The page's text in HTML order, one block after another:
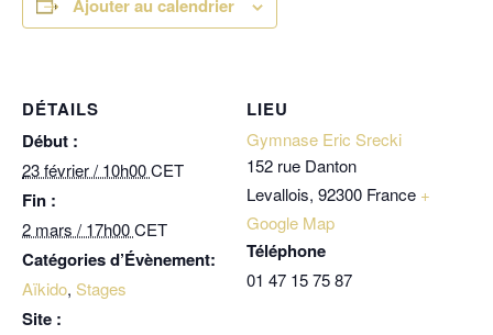
Ajouter au calendrier
DÉTAILS
Début :
23 février / 10h00CET
Fin :
2 mars / 17h00CET
Catégories d’Évènement:
Aïkido, Stages
Site :
LIEU
Gymnase Eric Srecki
152 rue Danton
Levallois, 92300 France +
Google Map
Téléphone
01 47 15 75 87